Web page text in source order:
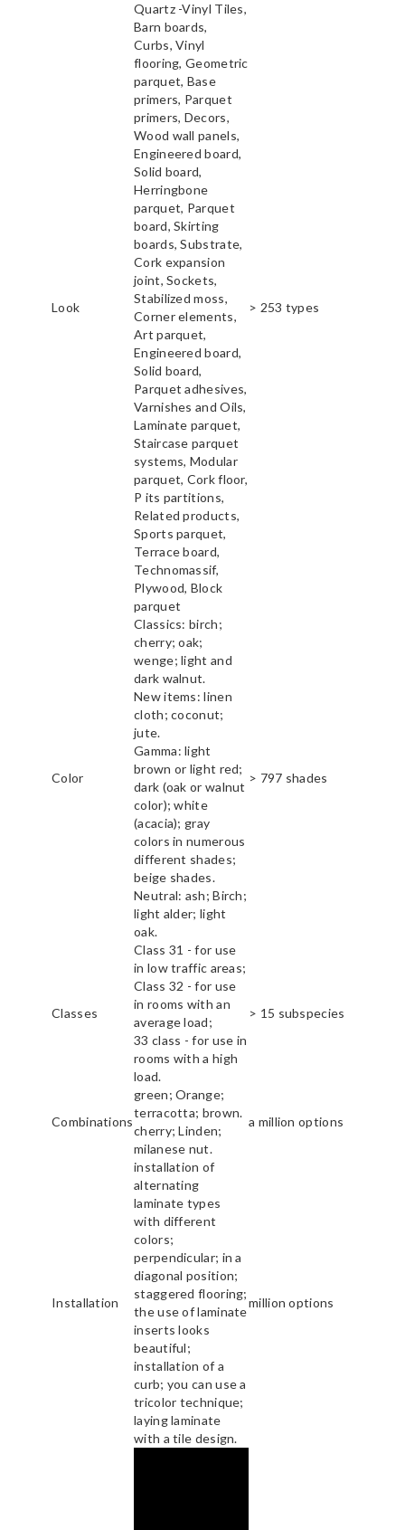
Look
Quartz -Vinyl Tiles,
Barn boards,
Curbs, Vinyl
flooring, Geometric
parquet, Base
primers, Parquet
primers, Decors,
Wood wall panels,
Engineered board,
Solid board,
Herringbone
parquet, Parquet
board, Skirting
boards, Substrate,
Cork expansion
joint, Sockets,
Stabilized moss,
Corner elements,
Art parquet,
Engineered board,
Solid board,
Parquet adhesives,
Varnishes and Oils,
Laminate parquet,
Staircase parquet
systems, Modular
parquet, Cork floor,
P its partitions,
Related products,
Sports parquet,
Terrace board,
Technomassif,
Plywood, Block
parquet
> 253 types
Color
Classics: birch;
cherry; oak;
wenge; light and
dark walnut.
New items: linen
cloth; coconut;
jute.
Gamma: light
brown or light red;
dark (oak or walnut
color); white
(acacia); gray
colors in numerous
different shades;
beige shades.
Neutral: ash; Birch;
light alder; light
oak.
> 797 shades
Classes
Class 31 - for use
in low traffic areas;
Class 32 - for use
in rooms with an
average load;
33 class - for use in
rooms with a high
load.
> 15 subspecies
Combinations
green; Orange;
terracotta; brown.
cherry; Linden;
milanese nut.
a million options
Installation
installation of
alternating
laminate types
with different
colors;
perpendicular; in a
diagonal position;
staggered flooring;
the use of laminate
inserts looks
beautiful;
installation of a
curb; you can use a
tricolor technique;
laying laminate
with a tile design.
million options